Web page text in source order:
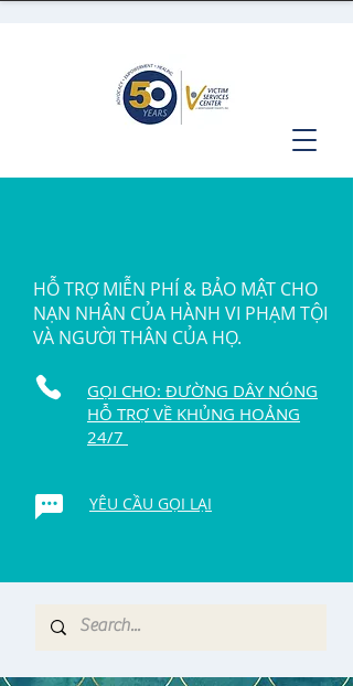
HỖ TRỢ MIỄN PHÍ & BẢO MẬT CHO
NẠN NHÂN CỦA HÀNH VI PHẠM TỘI
VÀ NGƯỜI THÂN CỦA HỌ.
GỌI CHO: ĐƯỜNG DÂY NÓNG
HỖ TRỢ VỀ KHỦNG HOẢNG
24/7
YÊU CẦU GỌI LẠI